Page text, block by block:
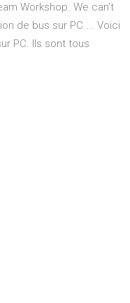
Workshop. We can’t
de bus sur PC ... Voici
PC. Ils sont tous